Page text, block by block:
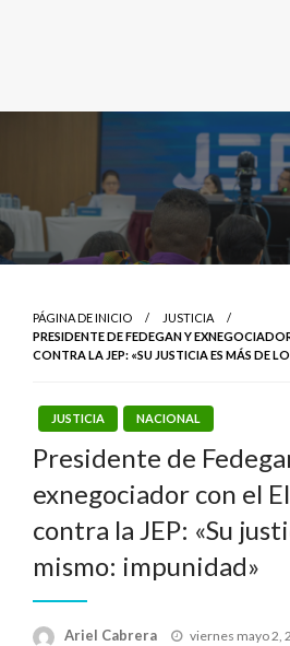
PÁGINA DE INICIO
JUSTICIA
PRESIDENTE DE FEDEGAN Y
CONTRA LA JEP: «SU JUSTICIA ES MÁS DE
JUSTICIA NACIONAL
Presidente de
exnegociador con el
contra la JEP: «Su
mismo: impunidad»
Ariel Cabrera
Publicado
viernes mayo 2,